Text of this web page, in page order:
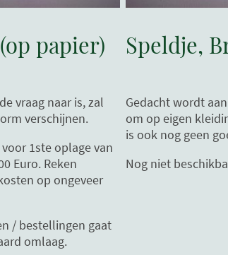
papier)
vraag naar is, zal
verschijnen.
1ste oplage van
Euro. Reken
op ongeveer
/ bestellingen gaat
omlaag.
Speldje,
Gedacht wordt
om op eigen
is ook nog geen
Nog niet